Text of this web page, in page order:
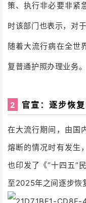
策、执行非必要非紧
时该部门也表示，对
随着大流行病在全世
复普通护照办理业务。
2 官宣：逐步恢
在大流行期间，由国
熔断的情况时有发生
也印发了《“十四五”
至2025年之间逐步恢